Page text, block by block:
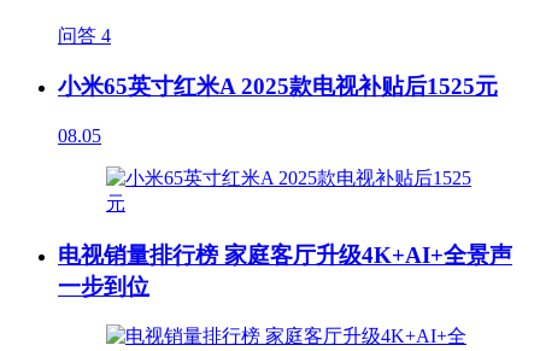
问答 4
小米65英寸红米A 2025款电视补贴后1525元
08.05
电视销量排行榜 家庭客厅升级4K+AI+全景声
一步到位